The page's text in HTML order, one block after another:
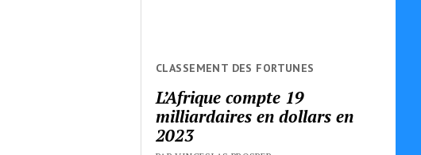
CLASSEMENT DES FORTUNES
L’Afrique compte 19
milliardaires en dollars en
2023